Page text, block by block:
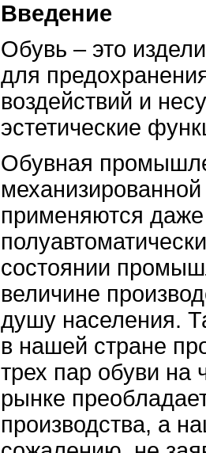
Введение
Обувь – это
для
воздействий и
эстетические
Обувная
применяются даже
состоянии
величине
душу населения.
в нашей стране
трех пар обуви на
рынке
производства, а